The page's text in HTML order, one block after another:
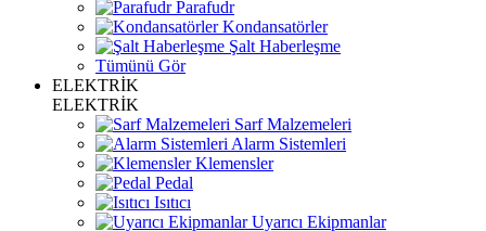
Parafudr
Kondansatörler
Şalt Haberleşme
Tümünü Gör
ELEKTRİK
ELEKTRİK
Sarf Malzemeleri
Alarm Sistemleri
Klemensler
Pedal
Isıtıcı
Uyarıcı Ekipmanlar